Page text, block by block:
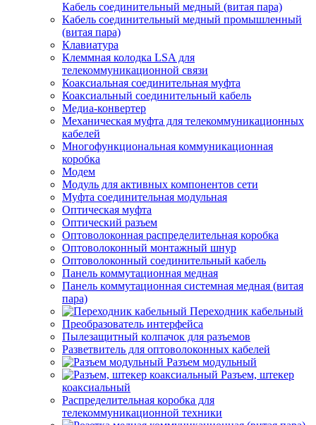
Кабель соединительный медный (витая пара)
Кабель соединительный медный промышленный
(витая пара)
Клавиатура
Клеммная колодка LSA для
телекоммуникационной связи
Коаксиальная соединительная муфта
Коаксиальный соединительный кабель
Медиа-конвертер
Механическая муфта для телекоммуникационных
кабелей
Многофункциональная коммуникационная
коробка
Модем
Модуль для активных компонентов сети
Муфта соединительная модульная
Оптическая муфта
Оптический разъем
Оптоволоконная распределительная коробка
Оптоволоконный монтажный шнур
Оптоволоконный соединительный кабель
Панель коммутационная медная
Панель коммутационная системная медная (витая
пара)
Переходник кабельный
Преобразователь интерфейса
Пылезащитный колпачок для разъемов
Разветвитель для оптоволоконных кабелей
Разъем модульный
Разъем, штекер
коаксиальный
Распределительная коробка для
телекоммуникационной техники